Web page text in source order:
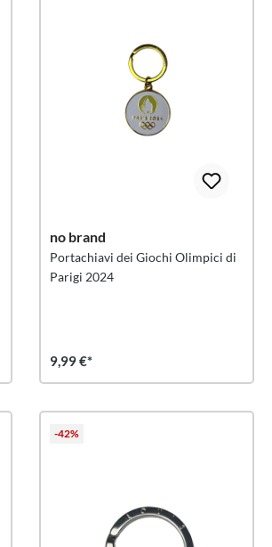
no brand
Portachiavi dei Giochi Olimpici di
Parigi 2024
9,99 €*
-42%